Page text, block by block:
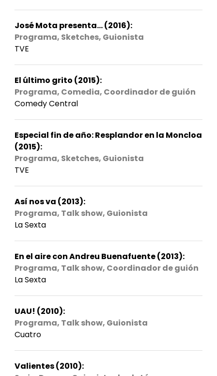
José Mota presenta... (2016):
Programa, Sketches, Guionista
TVE
El último grito (2015):
Programa, Comedia, Coordinador de guión
Comedy Central
Especial fin de año: Resplandor en la Moncloa
(2015):
Programa, Sketches, Guionista
TVE
Así nos va (2013):
Programa, Talk show, Guionista
La Sexta
En el aire con Andreu Buenafuente (2013):
Programa, Talk show, Coordinador de guión
La Sexta
UAU! (2010):
Programa, Talk show, Guionista
Cuatro
Valientes (2010):